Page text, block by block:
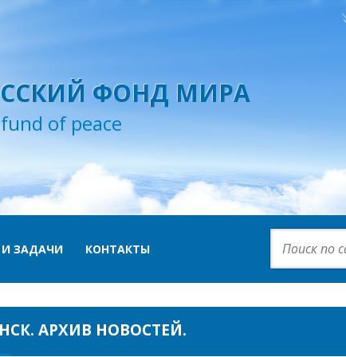
ФОНД МИРА
of peace
ЗАДАЧИ КОНТАКТЫ
АРХИВ НОВОСТЕЙ.